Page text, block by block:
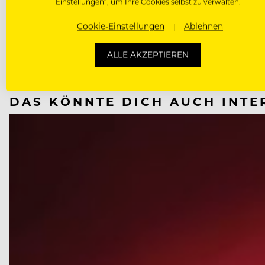
VORHERIGER ARTIKEL
DAS KÖNNTE DICH AUCH
Cookie-Einstellungen Ablehnen
ALLE AKZEPTIEREN